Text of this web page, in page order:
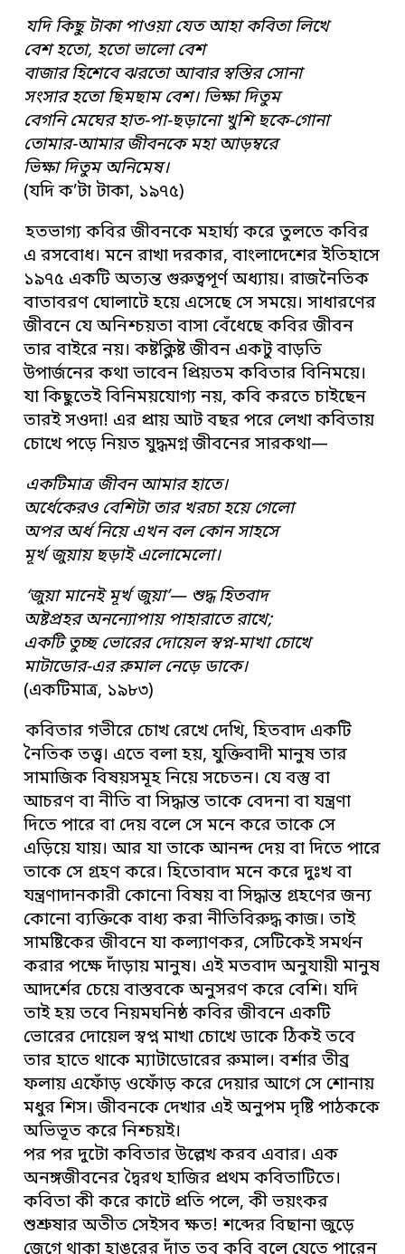
যদি কিছু টাকা পাওয়া যেত আহা কবিতা লিখে
বেশ হতো, হতো ভালো বেশ
বাজার হিশেবে ঝরতো আবার স্বস্তির সোনা
সংসার হতো ছিমছাম বেশ। ভিক্ষা দিতুম
বেগনি মেঘের হাত-পা-ছড়ানো খুশি ছকে-গোনা
তোমার-আমার জীবনকে মহা আড়ম্বরে
ভিক্ষা দিতুম অনিমেষ।
(যদি ক’টা টাকা, ১৯৭৫)
হতভাগ্য কবির জীবনকে মহার্ঘ্য করে তুলতে কবির
এ রসবোধ। মনে রাখা দরকার, বাংলাদেশের ইতিহাসে
১৯৭৫ একটি অত্যন্ত গুরুত্বপূর্ণ অধ্যায়। রাজনৈতিক
বাতাবরণ ঘোলাটে হয়ে এসেছে সে সময়ে। সাধারণের
জীবনে যে অনিশ্চয়তা বাসা বেঁধেছে কবির জীবন
তার বাইরে নয়। কষ্টক্লিষ্ট জীবন একটু বাড়তি
উপার্জনের কথা ভাবেন প্রিয়তম কবিতার বিনিময়ে।
যা কিছুতেই বিনিময়যোগ্য নয়, কবি করতে চাইছেন
তারই সওদা! এর প্রায় আট বছর পরে লেখা কবিতায়
চোখে পড়ে নিয়ত যুদ্ধমগ্ন জীবনের সারকথা—
একটিমাত্র জীবন আমার হাতে।
অর্ধেকেরও বেশিটা তার খরচা হয়ে গেলো
অপর অর্ধ নিয়ে এখন বল কোন সাহসে
মূর্খ জুয়ায় ছড়াই এলোমেলো।
‘জুয়া মানেই মূর্খ জুয়া’— শুদ্ধ হিতবাদ
অষ্টপ্রহর অনন্যোপায় পাহারাতে রাখে;
একটি তুচ্ছ ভোরের দোয়েল স্বপ্ন-মাখা চোখে
মাটাডোর-এর রুমাল নেড়ে ডাকে।
(একটিমাত্র, ১৯৮৩)
কবিতার গভীরে চোখ রেখে দেখি, হিতবাদ একটি
নৈতিক তত্ত্ব। এতে বলা হয়, যুক্তিবাদী মানুষ তার
সামাজিক বিষয়সমূহ নিয়ে সচেতন। যে বস্তু বা
আচরণ বা নীতি বা সিদ্ধান্ত তাকে বেদনা বা যন্ত্রণা
দিতে পারে বা দেয় বলে সে মনে করে তাকে সে
এড়িয়ে যায়। আর যা তাকে আনন্দ দেয় বা দিতে পারে
তাকে সে গ্রহণ করে। হিতোবাদ মনে করে দুঃখ বা
যন্ত্রণাদানকারী কোনো বিষয় বা সিদ্ধান্ত গ্রহণের জন্য
কোনো ব্যক্তিকে বাধ্য করা নীতিবিরুদ্ধ কাজ। তাই
সামষ্টিকের জীবনে যা কল্যাণকর, সেটিকেই সমর্থন
করার পক্ষে দাঁড়ায় মানুষ। এই মতবাদ অনুযায়ী মানুষ
আদর্শের চেয়ে বাস্তবকে অনুসরণ করে বেশি। যদি
তাই হয় তবে নিয়মঘনিষ্ঠ কবির জীবনে একটি
ভোরের দোয়েল স্বপ্ন মাখা চোখে ডাকে ঠিকই তবে
তার হাতে থাকে ম্যাটাডোরের রুমাল। বর্শার তীব্র
ফলায় এফোঁড় ওফোঁড় করে দেয়ার আগে সে শোনায়
মধুর শিস। জীবনকে দেখার এই অনুপম দৃষ্টি পাঠককে
অভিভূত করে নিশ্চয়ই।
পর পর দুটো কবিতার উল্লেখ করব এবার। এক
অনঙ্গজীবনের দ্বৈরথ হাজির প্রথম কবিতাটিতে।
কবিতা কী করে কাটে প্রতি পলে, কী ভয়ংকর
শুশ্রুষার অতীত সেইসব ক্ষত! শব্দের বিছানা জুড়ে